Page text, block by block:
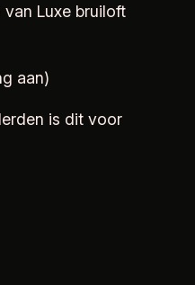
Luxe bruiloft
aan)
is dit voor